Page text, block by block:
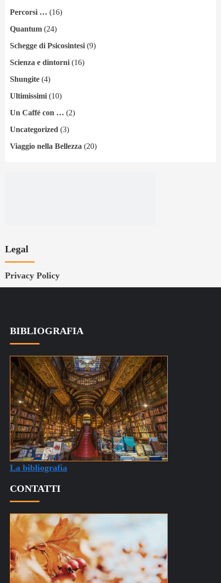
Percorsi … (16)
Quantum (24)
Schegge di Psicosintesi (9)
Scienza e dintorni (16)
Shungite (4)
Ultimissimi (10)
Un Caffé con … (2)
Uncategorized (3)
Viaggio nella Bellezza (20)
Legal
Privacy Policy
BIBLIOGRAFIA
La bibliografia
CONTATTI